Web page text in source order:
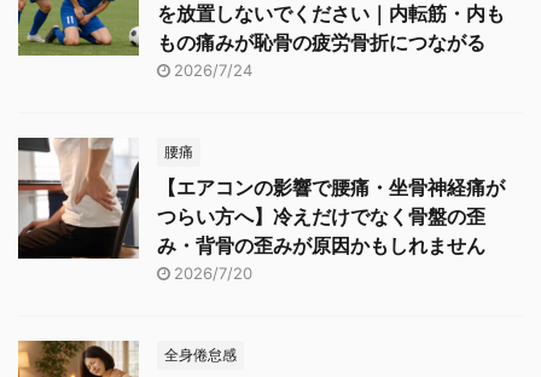
を放置しないでください｜内転筋・内も
もの痛みが恥骨の疲労骨折につながる
2026/7/24
腰痛
【エアコンの影響で腰痛・坐骨神経痛が
つらい方へ】冷えだけでなく骨盤の歪
み・背骨の歪みが原因かもしれません
2026/7/20
全身倦怠感